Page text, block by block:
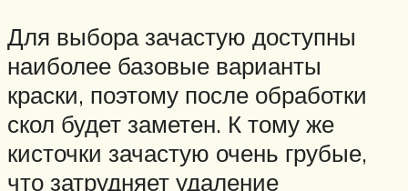
Для выбора зачастую доступны
наиболее базовые варианты
краски, поэтому после обработки
скол будет заметен. К тому же
кисточки зачастую очень грубые,
что затрудняет удаление